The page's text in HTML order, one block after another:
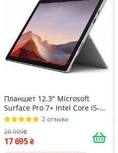
Планшет 12.3" Microsoft
Surface Pro 7+ Intel Core i5-
1135G7 8/128GB Windows 11
2 отзыва
26 999
17 695